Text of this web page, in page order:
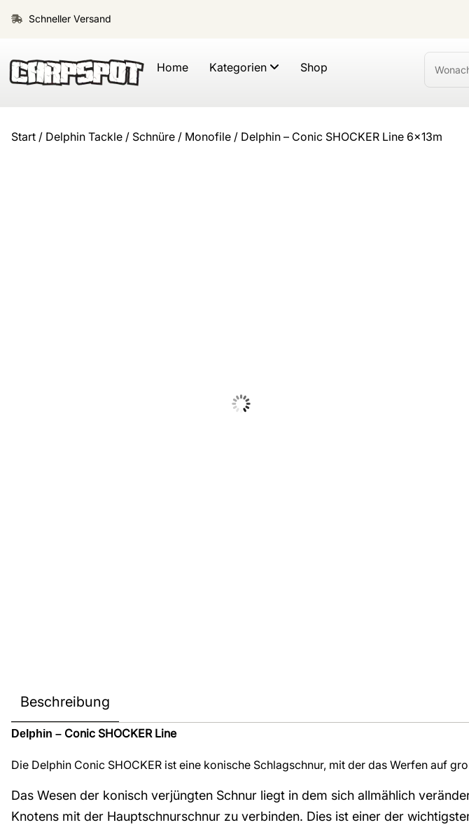
Schneller Versand
Home Kategorien Shop
Start / Delphin Tackle / Schnüre / Monofile / Delphin – Conic SHOCKER Line 6x13m
Beschreibung
Delphin – Conic SHOCKER Line
Die Delphin Conic SHOCKER ist eine konische Schlagschnur, mit der das Werfen auf
Das Wesen der konisch verjüngten Schnur liegt in dem sich allmählich
Knotens mit der Hauptschnurschnur zu verbinden. Dies ist einer der